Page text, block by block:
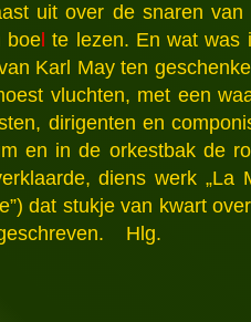
uit over de snaren van
boel te lezen. En wat was
Karl May ten
vluchten, met een
dirigenten en
en in de orkestbak de
diens werk „La
dat stukje van kwart
geschreven. Hlg.